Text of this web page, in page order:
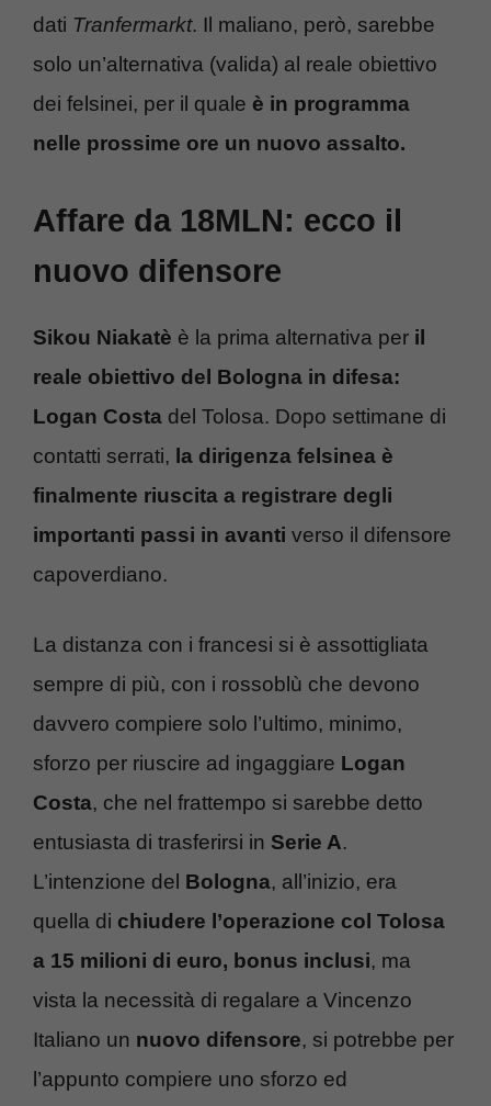
dati Tranfermarkt. Il maliano, però, sarebbe
solo un’alternativa (valida) al reale obiettivo
dei felsinei, per il quale è in programma
nelle prossime ore un nuovo assalto.
Affare da 18MLN: ecco il
nuovo difensore
Sikou Niakatè è la prima alternativa per il
reale obiettivo del Bologna in difesa:
Logan Costa del Tolosa. Dopo settimane di
contatti serrati, la dirigenza felsinea è
finalmente riuscita a registrare degli
importanti passi in avanti verso il difensore
capoverdiano.
La distanza con i francesi si è assottigliata
sempre di più, con i rossoblù che devono
davvero compiere solo l’ultimo, minimo,
sforzo per riuscire ad ingaggiare Logan
Costa, che nel frattempo si sarebbe detto
entusiasta di trasferirsi in Serie A.
L’intenzione del Bologna, all’inizio, era
quella di chiudere l’operazione col Tolosa
a 15 milioni di euro, bonus inclusi, ma
vista la necessità di regalare a Vincenzo
Italiano un nuovo difensore, si potrebbe per
l’appunto compiere uno sforzo ed